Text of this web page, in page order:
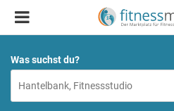
Was suchst du?